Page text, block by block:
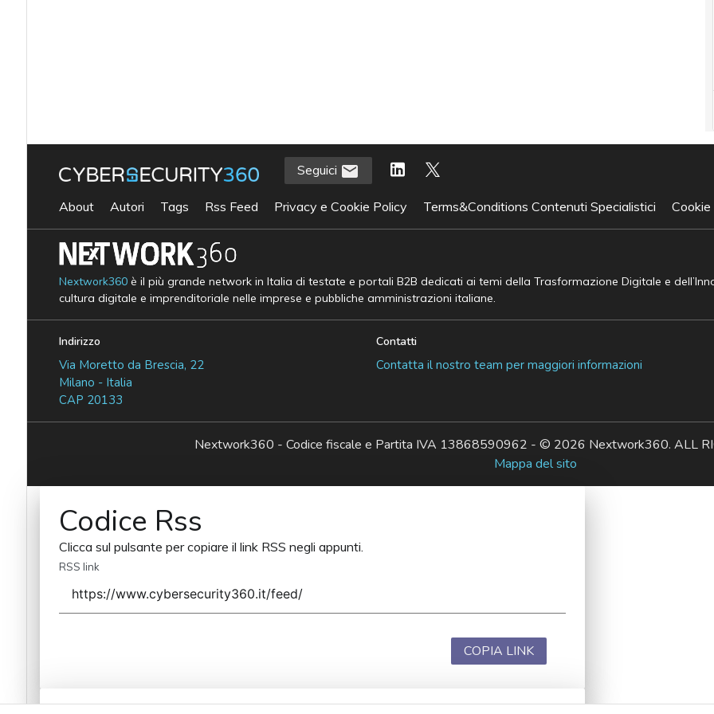
Seguici
About Autori Tags Rss Feed Privacy e Cookie Policy Terms&Conditions Contenuti Specialistici
Nextwork360è il più grande network in Italia di testate e portali B2B dedicati ai temi della Trasformazione Digitale e
cultura digitale e imprenditoriale nelle imprese e pubbliche amministrazioni italiane.
Indirizzo
Via Moretto da Brescia, 22
Milano - Italia
CAP 20133
Contatti
Contatta il nostro team per maggiori informazioni
Nextwork360 - Codice fiscale e Partita IVA 13868590962 - © 2026 Nextwork360. ALL
Mappa del sito
Codice Rss
Clicca sul pulsante per copiare il link RSS negli appunti.
RSS link
COPIA LINK